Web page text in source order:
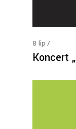
8 lip
Koncert